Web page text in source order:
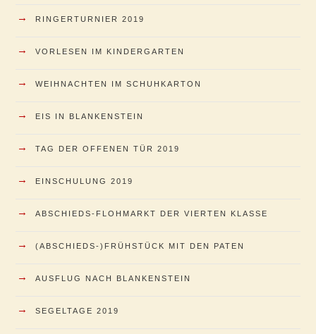
→ RINGERTURNIER 2019
→ VORLESEN IM KINDERGARTEN
→ WEIHNACHTEN IM SCHUHKARTON
→ EIS IN BLANKENSTEIN
→ TAG DER OFFENEN TÜR 2019
→ EINSCHULUNG 2019
→ ABSCHIEDS-FLOHMARKT DER VIERTEN KLASSE
→ (ABSCHIEDS-)FRÜHSTÜCK MIT DEN PATEN
→ AUSFLUG NACH BLANKENSTEIN
→ SEGELTAGE 2019